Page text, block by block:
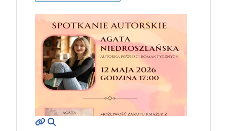
MOD_JTCS_VIEW_ARTICLE_LINK